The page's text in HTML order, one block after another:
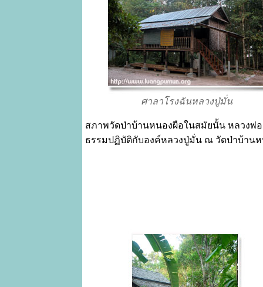
ศาลาโรงฉันหลวงปู่มั่น
สภาพวัดป่าบ้านหนองผือในสมัยนั้น หลวงพ่
ธรรมปฏิบัติกับองค์หลวงปู่มั่น ณ วัดป่าบ้าน